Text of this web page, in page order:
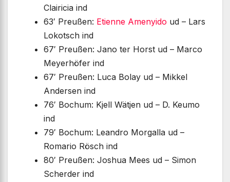
Clairicia ind
63′ Preußen: Etienne Amenyido ud – Lars
Lokotsch ind
67′ Preußen: Jano ter Horst ud – Marco
Meyerhöfer ind
67′ Preußen: Luca Bolay ud – Mikkel
Andersen ind
76′ Bochum: Kjell Wätjen ud – D. Keumo
ind
79′ Bochum: Leandro Morgalla ud –
Romario Rösch ind
80′ Preußen: Joshua Mees ud – Simon
Scherder ind